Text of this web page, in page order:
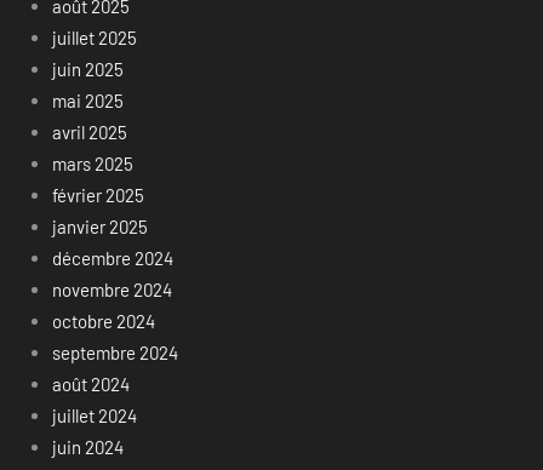
août 2025
juillet 2025
juin 2025
mai 2025
avril 2025
mars 2025
février 2025
janvier 2025
décembre 2024
novembre 2024
octobre 2024
septembre 2024
août 2024
juillet 2024
juin 2024